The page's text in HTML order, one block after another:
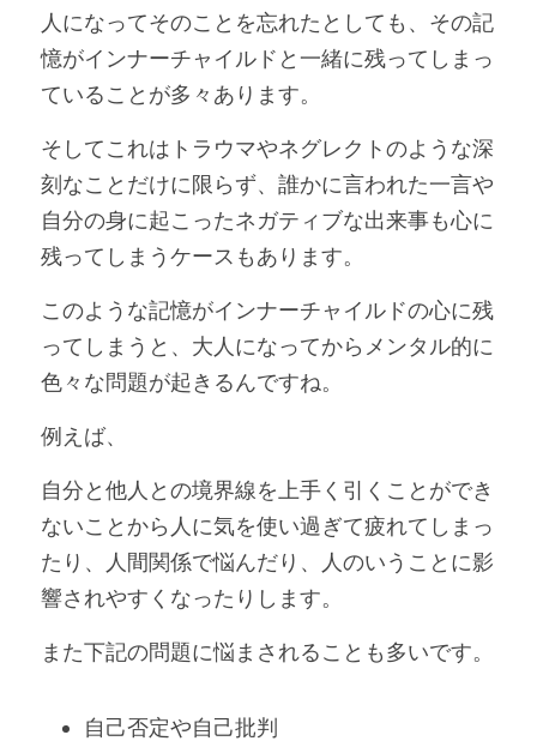
人になってそのことを忘れたとしても、その記
憶がインナーチャイルドと一緒に残ってしまっ
ていることが多々あります。
そしてこれはトラウマやネグレクトのような深
刻なことだけに限らず、誰かに言われた一言や
自分の身に起こったネガティブな出来事も心に
残ってしまうケースもあります。
このような記憶がインナーチャイルドの心に残
ってしまうと、大人になってからメンタル的に
色々な問題が起きるんですね。
例えば、
自分と他人との境界線を上手く引くことができ
ないことから人に気を使い過ぎて疲れてしまっ
たり、人間関係で悩んだり、人のいうことに影
響されやすくなったりします。
また下記の問題に悩まされることも多いです。
自己否定や自己批判